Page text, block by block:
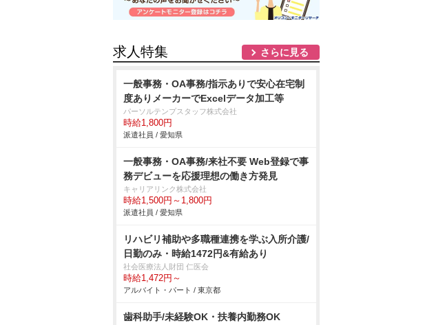
求人特集 さらに見る
一般事務・OA事務/指示ありで安心在宅制
度ありメーカーでExcelデータ加工等
パーソルテンプスタッフ株式会社
時給1,800円
派遣社員 / 愛知県
一般事務・OA事務/来社不要 Web登録で事
務デビューを応援理想の働き方発見
キャリアリンク株式会社
時給1,500円～1,800円
派遣社員 / 愛知県
リハビリ補助や多職種連携を学ぶ入所介護/
日勤のみ・時給1472円&有給あり
社会医療法人財団 仁医会
時給1,472円～
アルバイト・パート / 東京都
歯科助手/未経験OK・扶養内勤務OK